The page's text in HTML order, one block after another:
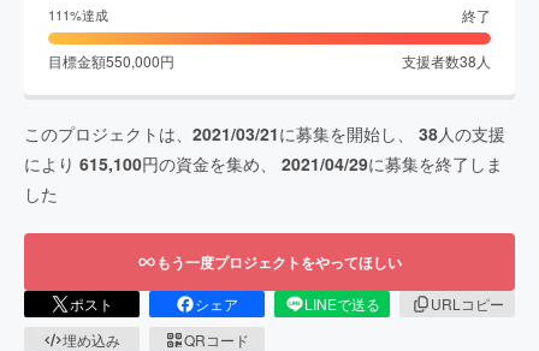
111%達成 終了
目標金額550,000円 支援者数38 人
このプロジェクトは、 2021/03/21に募集を開始し、 38人の支援
により 615,100円の資金を集め、 2021/04/29に募集を終了しま
した
もう一度プロジェクトをやってほしい
ポスト シェア LINEで送る
URLコピー
埋め込み
QRコード